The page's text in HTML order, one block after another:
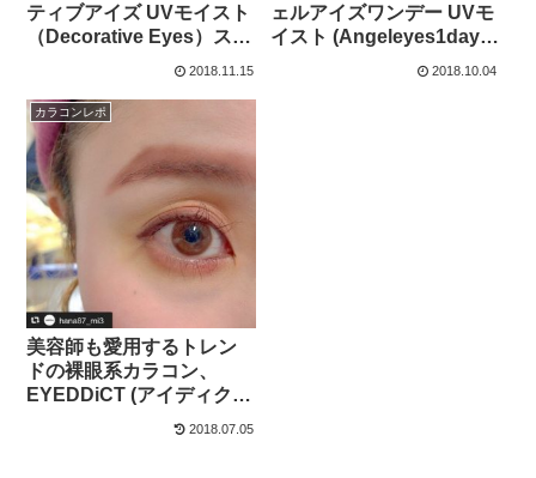
ティブアイズ UVモイスト
（Decorative Eyes）ステ
イラッキーをインスタ人
ー！
2018.11.15
ェルアイズワンデー UVモ
イスト (Angeleyes1day）
アクセントブラックを人
2018.10.04
カラコンレポ
美容師も愛用するトレン
ドの裸眼系カラコン、
EYEDDiCT (アイディク
ト) ベイビーデュアル
2018.07.05